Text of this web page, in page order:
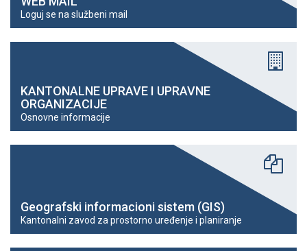
Loguj se na službeni mail
KANTONALNE UPRAVE I UPRAVNE
ORGANIZACIJE
Osnovne informacije
Geografski informacioni sistem (GIS)
Kantonalni zavod za prostorno uređenje i planiranje